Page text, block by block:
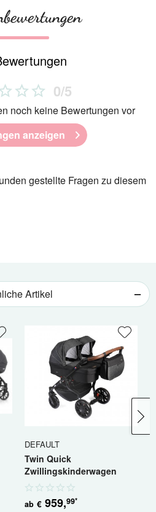
0/5
noch keine Bewertungen vor
anzeigen
gestellte Fragen zu diesem
Artikel
DEFAULT
Twin Quick
Zwillingskinderwagen
Geschwisterwagen
ab € 959,99*